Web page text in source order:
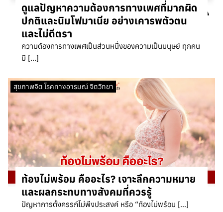
ดูแลปัญหาความต้องการทางเพศที่มากผิด
ปกติและนิมโฟมาเนีย อย่างเคารพตัวตน
และไม่ตีตรา
ความต้องการทางเพศเป็นส่วนหนึ่งของความเป็นมนุษย์ ทุกคน
มี […]
สุขภาพจิต โรคทางอารมณ์ จิตวิทยา
ท้องไม่พร้อม คืออะไร? เจาะลึกความหมาย
และผลกระทบทางสังคมที่ควรรู้
ปัญหาการตั้งครรภ์ไม่พึงประสงค์ หรือ “ท้องไม่พร้อม […]